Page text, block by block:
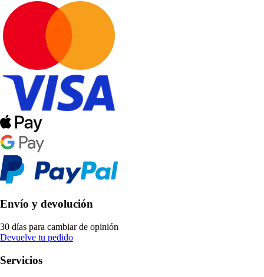
Envío y devolución
30 días para cambiar de opinión
Devuelve tu pedido
Servicios